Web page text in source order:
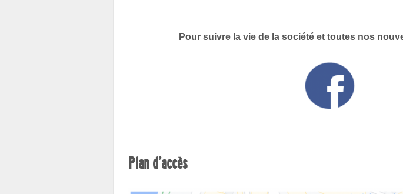
Pour suivre la vie de la société et toutes nos
Plan d’accès